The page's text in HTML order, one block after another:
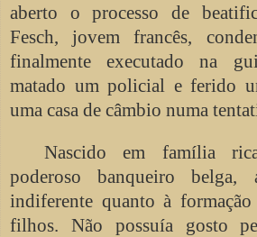
aberto o processo de
Fesch, jovem francês,
finalmente executado na
matado um policial e ferido
uma casa de câmbio numa
Nascido em família
poderoso banqueiro belga,
indiferente quanto à
filhos. Não possuía gosto